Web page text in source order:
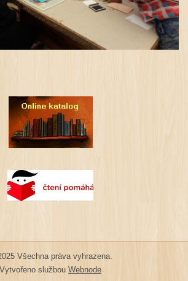
Všechna práva vyhrazena.
Vytvořeno službou Webnode